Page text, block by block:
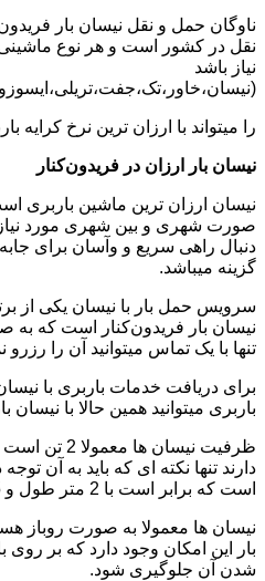
ناوگان حمل و نقل نیسان بار
نقل در کشور است و هر نوع
نیاز باشد
را میتواند با ارزان ترین نرخ کرایه
نیسان بار ارزان در فریدون‌کنار
نیسان ارزان ترین ماشین باربری
صورت شهری و بین شهری مورد
دنبال راهی سریع و وآسان برای
گزینه میباشد.
سرویس حمل بار با نیسان یکی از
نیسان بار فریدون‌کنار است که
تنها با یک تماس میتوانید آن را رزرو
برای دریافت خدمات باربری با
باربری میتوانید همین حالا با نیسان
ظرفیت نیسان
دارند تنها نکته ای که باید به آن
است که برابر است با 2 متر طول و 1.65 متر عرض.
نیسان ها معمولا به صورت روباز
بار این امکان وجود دارد که بر
شدن آن جلوگیری شود.